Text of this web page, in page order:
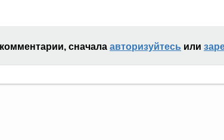
сначала авторизуйтесь или